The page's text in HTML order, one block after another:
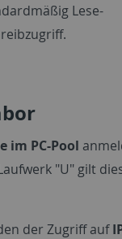
Lese-
im PC-Pool
"U" gilt
der Zugriff auf